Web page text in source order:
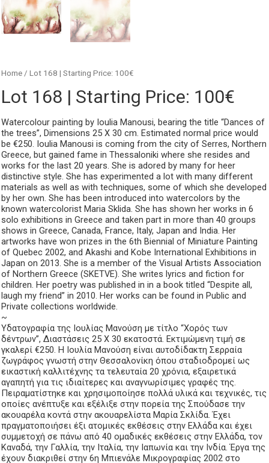
Home / Lot 168 | Starting Price: 100€
Lot 168 | Starting Price: 100€
Watercolour painting by Ioulia Manousi, bearing the title “Dances of
the trees”, Dimensions 25 X 30 cm. Estimated normal price would
be €250. Ioulia Manousi is coming from the city of Serres, Northern
Greece, but gained fame in Thessaloniki where she resides and
works for the last 20 years. She is adored by many for heer
distinctive style. She has experimented a lot with many different
materials as well as with techniques, some of which she developed
by her own. She has been introduced into watercolors by the
known watercolorist Maria Sklida. She has shown her works in 6
solo exhibitions in Greece and taken part in more than 40 groups
shows in Greece, Canada, France, Italy, Japan and India. Her
artworks have won prizes in the 6th Biennial of Miniature Painting
of Quebec 2002, and Akashi and Kobe International Exhibitions in
Japan on 2013. She is a member of the Visual Artists Association
of Northern Greece (SKETVE). She writes lyrics and fiction for
children. Her poetry was published in in a book titled “Despite all,
laugh my friend” in 2010. Her works can be found in Public and
Private collections worldwide.
~
Υδατογραφία της Ιουλίας Μανούση με τίτλο “Χορός των
δέντρων”, Διαστάσεις 25 X 30 εκατοστά. Εκτιμώμενη τιμή σε
γκαλερί €250. Η Ιουλία Μανούση είναι αυτοδίδακτη Σερραία
ζωγράφος γνωστή στην Θεσσαλονίκη όπου σταδιοδρομεί ως
εικαστική καλλιτέχνης τα τελευταία 20 χρόνια, εξαιρετικά
αγαπητή για τις ιδιαίτερες και αναγνωρίσιμες γραφές της.
Πειραματίστηκε και χρησιμοποίησε πολλά υλικά και τεχνικές, τις
οποίες ανέπτυξε και εξέλιξε στην πορεία της Σπούδασε την
ακουαρέλα κοντά στην ακουαρελίστα Μαρία Σκλίδα. Έχει
πραγματοποιήσει έξι ατομικές εκθέσεις στην Ελλάδα και έχει
συμμετοχή σε πάνω από 40 ομαδικές εκθέσεις στην Ελλάδα, τον
Καναδά, την Γαλλία, την Ιταλία, την Ιαπωνία και την Ινδία. Έργα της
έχουν διακριθεί στην 6η Μπιενάλε Μικρογραφίας 2002 στο